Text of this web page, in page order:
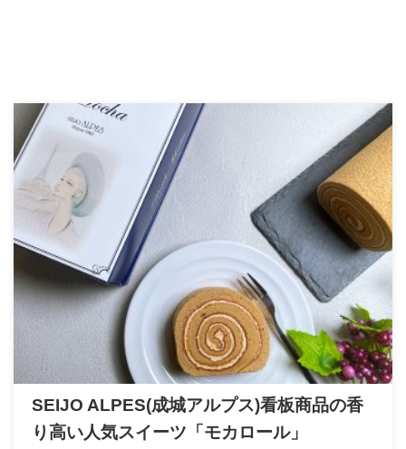
SEIJO ALPES(成城アルプス)看板商品の香
り高い人気スイーツ「モカロール」